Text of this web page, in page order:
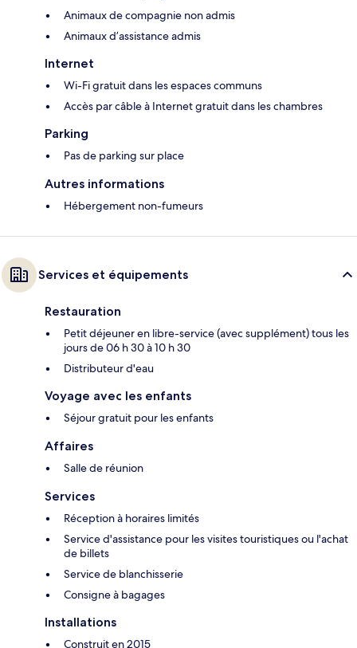
Animaux de compagnie non admis
Animaux d’assistance admis
Internet
Wi-Fi gratuit dans les espaces communs
Accès par câble à Internet gratuit dans les chambres
Parking
Pas de parking sur place
Autres informations
Hébergement non-fumeurs
Services et équipements
Restauration
Petit déjeuner en libre-service (avec supplément) tous les
jours de 06 h 30 à 10 h 30
Distributeur d'eau
Voyage avec les enfants
Séjour gratuit pour les enfants
Affaires
Salle de réunion
Services
Réception à horaires limités
Service d'assistance pour les visites touristiques ou l'achat
de billets
Service de blanchisserie
Consigne à bagages
Installations
Construit en 2015